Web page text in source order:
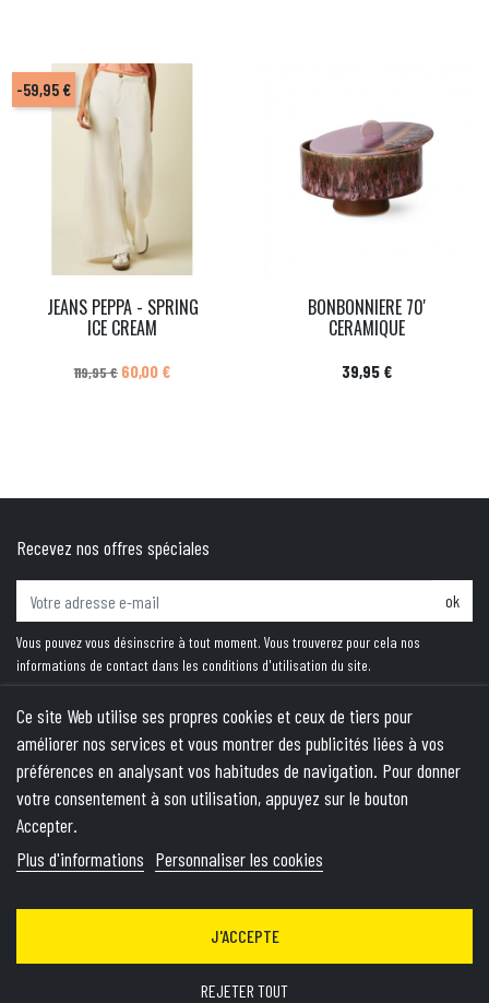
JEANS PEPPA - SPRING
ICE CREAM
Prix de base
119,95 € Prix
60,00 €
-59,95 €
BONBONNIERE 70'
CERAMIQUE
Prix
39,95 €
Recevez nos offres spéciales
ok
Vous pouvez vous désinscrire à tout moment. Vous trouverez pour cela nos
informations de contact dans les conditions d'utilisation du site.
PRODUITS
NOTRE SOCIÉTÉ
VOTRE COMPTE
Ce site Web utilise ses propres cookies et ceux de tiers pour
améliorer nos services et vous montrer des publicités liées à vos
préférences en analysant vos habitudes de navigation. Pour donner
votre consentement à son utilisation, appuyez sur le bouton
Accepter.
Plus d'informations Personnaliser les cookies
REJETER TOUT
J'ACCEPTE
© 2026 - Theme by Wepika- This site is protected by reCAPTCHA